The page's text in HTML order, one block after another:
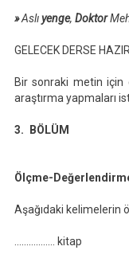
»Aslıyenge, Doktor
GELECEK DERSE
Bir sonraki metin için
araştırma yapmaları
3. BÖLÜM
Ölçme-
Aşağıdaki kelimelerin
……………..